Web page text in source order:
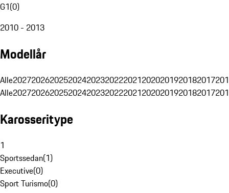
G1(0)
2010 - 2013
Modellår
Alle20272026202520242023202220212020201920182017
Alle20272026202520242023202220212020201920182017
Karosseritype
1
Sportssedan(1)
Executive(0)
Sport Turismo(0)